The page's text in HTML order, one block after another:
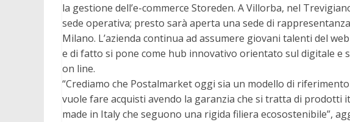
la gestione dell’e-commerce Storeden. A Villorba, nel
sede operativa; presto sarà aperta una sede di
Milano. L’azienda continua ad assumere giovani talenti del
e di fatto si pone come hub innovativo orientato sul digitale e
on line.
“Crediamo che Postalmarket oggi sia un modello di
vuole fare acquisti avendo la garanzia che si tratta di prodotti
made in Italy che seguono una rigida filiera ecosostenibile”,